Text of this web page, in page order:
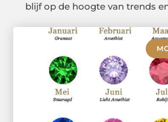
blijf op de hoogte van trends